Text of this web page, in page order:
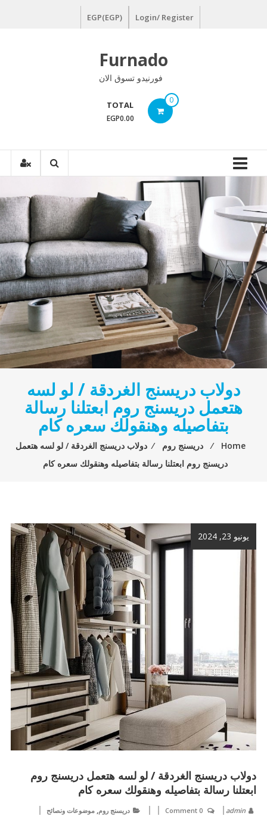
Login/ Register
EGP(EGP)
Furnado
فورنيدو تسوق الان
0
TOTAL
EGP0.00
دولاب دريسنج الغردقة / لو لسه
هتعمل دريسنج روم ابعتلنا رسالة
بتفاصيله وهنقولك سعره كام
Home
⁄ دريسنج روم ⁄ دولاب دريسنج الغردقة / لو لسه هتعمل
دريسنج روم ابعتلنا رسالة بتفاصيله وهنقولك سعره كام
يونيو 23, 2024
دولاب دريسنج الغردقة / لو لسه هتعمل دريسنج روم
ابعتلنا رسالة بتفاصيله وهنقولك سعره كام
admin
0 Comment دريسنج روم, موضوعات ونصائح